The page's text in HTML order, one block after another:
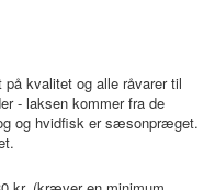
kvalitet og alle råvarer til
- laksen kommer fra de
og hvidfisk er sæsonpræget.